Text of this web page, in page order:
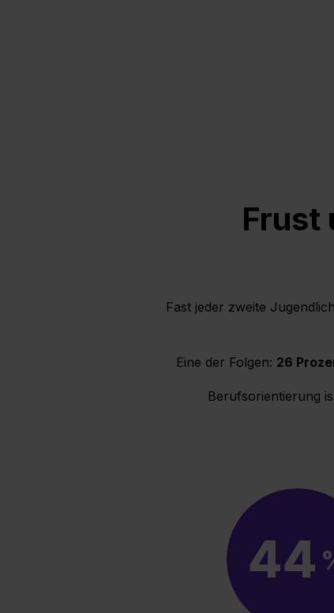
Frust
Fast jeder zweite
Eine der Folgen: 26
Berufsorientierung
44